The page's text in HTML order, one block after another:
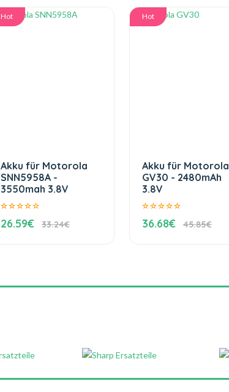
Hot
Akku für Motorola
SNN5958A -
3550mah 3.8V
26.59€ 33.24€
Hot
Akku für Motorola
GV30 - 2480mAh
3.8V
36.68€ 45.85€